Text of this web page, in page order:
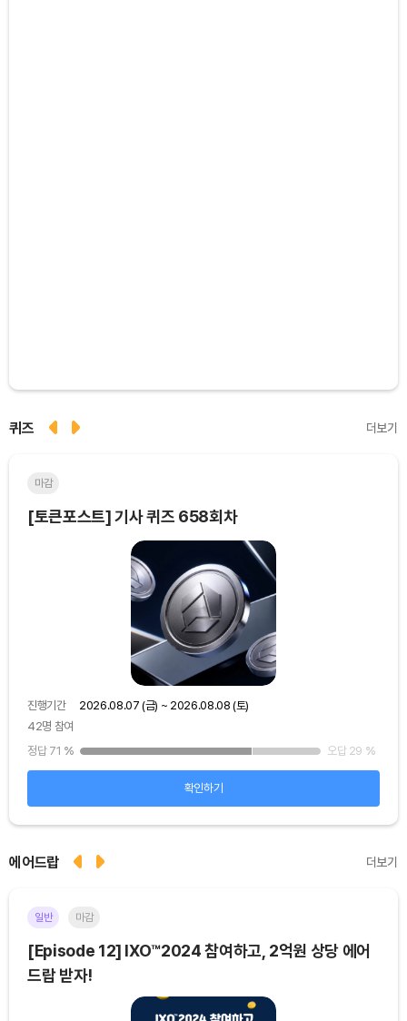
퀴즈 더보기
마감
[토큰포스트] 기사 퀴즈 658회차
진행기간
2026.08.07 (금) ~ 2026.08.08 (토)
42명 참여
정답 71 % 오답 29 %
확인하기
에어드랍 더보기
일반 마감
[Episode 12] IXO™2024 참여하고, 2억원 상당 에어
드랍 받자!